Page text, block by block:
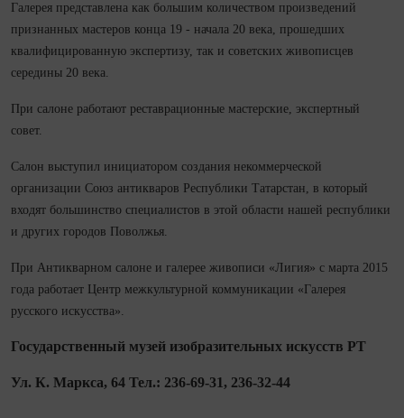
Галерея представлена как большим количеством произведений
признанных мастеров конца 19 - начала 20 века, прошедших
квалифицированную экспертизу, так и советских живописцев
середины 20 века.
При салоне работают реставрационные мастерские, экспертный
совет.
Салон выступил инициатором создания некоммерческой
организации Союз антикваров Республики Татарстан, в который
входят большинство специалистов в этой области нашей республики
и других городов Поволжья.
При Антикварном салоне и галерее живописи «Лигия» с марта 2015
года работает Центр межкультурной коммуникации «Галерея
русского искусства».
Государственный музей изобразительных искусств РТ
Ул. К. Маркса, 64 Тел.: 236-69-31, 236-32-44